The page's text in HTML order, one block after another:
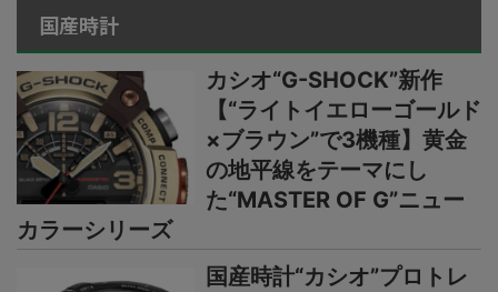
国産時計
カシオ“G-SHOCK”新作
【“ライトイエローゴールド
×ブラウン”で3機種】黄金
の地平線をテーマにし
た“MASTER OF G”ニュー
カラーシリーズ
国産時計“カシオ”プロトレ